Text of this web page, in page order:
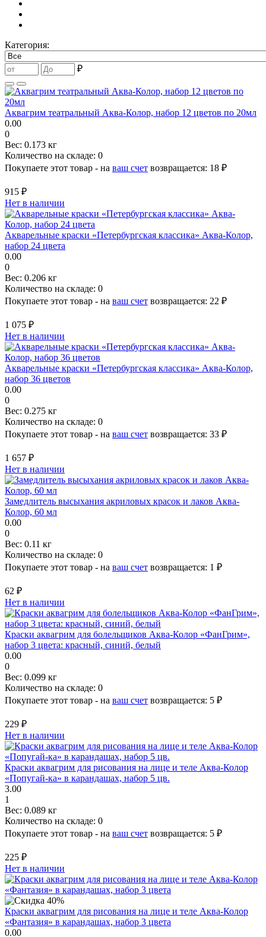
Категория:
₽
Аквагрим театральный Аква-Колор, набор 12 цветов по 20мл
0.00
0
Вес: 0.173 кг
Количество на складе: 0
Покупаете этот товар - на ваш счет возвращается: 18 ₽
915 ₽
Нет в наличии
Акварельные краски «Петербургская классика» Аква-Колор,
набор 24 цвета
0.00
0
Вес: 0.206 кг
Количество на складе: 0
Покупаете этот товар - на ваш счет возвращается: 22 ₽
1 075 ₽
Нет в наличии
Акварельные краски «Петербургская классика» Аква-Колор,
набор 36 цветов
0.00
0
Вес: 0.275 кг
Количество на складе: 0
Покупаете этот товар - на ваш счет возвращается: 33 ₽
1 657 ₽
Нет в наличии
Замедлитель высыхания акриловых красок и лаков Аква-
Колор, 60 мл
0.00
0
Вес: 0.11 кг
Количество на складе: 0
Покупаете этот товар - на ваш счет возвращается: 1 ₽
62 ₽
Нет в наличии
Краски аквагрим для болельщиков Аква-Колор «ФанГрим»,
набор 3 цвета: красный, синий, белый
0.00
0
Вес: 0.099 кг
Количество на складе: 0
Покупаете этот товар - на ваш счет возвращается: 5 ₽
229 ₽
Нет в наличии
Краски аквагрим для рисования на лице и теле Аква-Колор
«Попугай-ка» в карандашах, набор 5 цв.
3.00
1
Вес: 0.089 кг
Количество на складе: 0
Покупаете этот товар - на ваш счет возвращается: 5 ₽
225 ₽
Нет в наличии
Краски аквагрим для рисования на лице и теле Аква-Колор
«Фантазия» в карандашах, набор 3 цвета
0.00